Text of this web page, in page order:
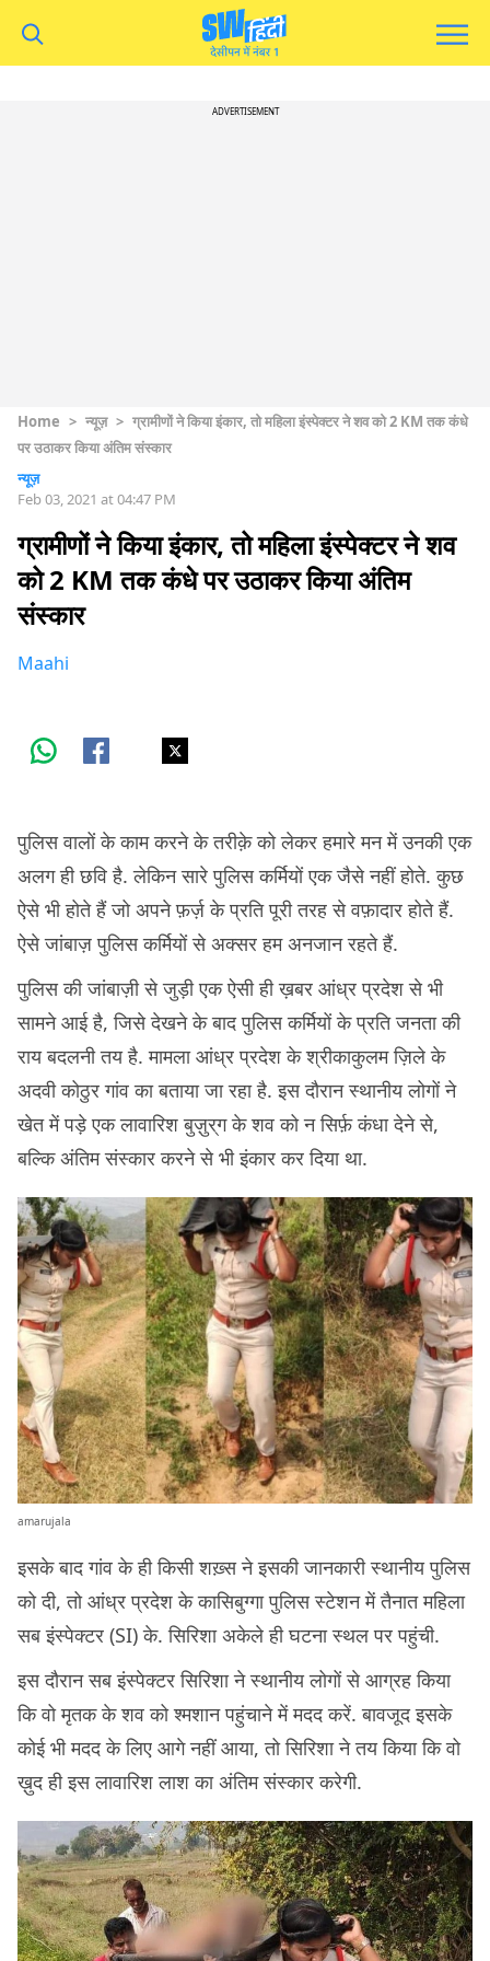
ADVERTISEMENT
Home > न्यूज़ > ग्रामीणों ने किया इंकार, तो महिला इंस्पेक्टर ने शव को 2 KM तक कंधे
पर उठाकर किया अंतिम संस्कार
न्यूज़
Feb 03, 2021 at 04:47 PM
ग्रामीणों ने किया इंकार, तो महिला इंस्पेक्टर ने शव
को 2 KM तक कंधे पर उठाकर किया अंतिम
संस्कार
Maahi
पुलिस वालों के काम करने के तरीक़े को लेकर हमारे मन में उनकी एक
अलग ही छवि है. लेकिन सारे पुलिस कर्मियों एक जैसे नहीं होते. कुछ
ऐसे भी होते हैं जो अपने फ़र्ज़ के प्रति पूरी तरह से वफ़ादार होते हैं.
ऐसे जांबाज़ पुलिस कर्मियों से अक्सर हम अनजान रहते हैं.
पुलिस की जांबाज़ी से जुड़ी एक ऐसी ही ख़बर आंध्र प्रदेश से भी
सामने आई है, जिसे देखने के बाद पुलिस कर्मियों के प्रति जनता की
राय बदलनी तय है. मामला आंध्र प्रदेश के श्रीकाकुलम ज़िले के
अदवी कोठुर गांव का बताया जा रहा है. इस दौरान स्थानीय लोगों ने
खेत में पड़े एक लावारिश बुज़ुर्ग के शव को न सिर्फ़ कंधा देने से,
बल्कि अंतिम संस्कार करने से भी इंकार कर दिया था.
amarujala
इसके बाद गांव के ही किसी शख़्स ने इसकी जानकारी स्थानीय पुलिस
को दी, तो आंध्र प्रदेश के कासिबुग्गा पुलिस स्टेशन में तैनात महिला
सब इंस्पेक्टर (SI) के. सिरिशा अकेले ही घटना स्थल पर पहुंची.
इस दौरान सब इंस्पेक्टर सिरिशा ने स्थानीय लोगों से आग्रह किया
कि वो मृतक के शव को श्मशान पहुंचाने में मदद करें. बावजूद इसके
कोई भी मदद के लिए आगे नहीं आया, तो सिरिशा ने तय किया कि वो
ख़ुद ही इस लावारिश लाश का अंतिम संस्कार करेगी.